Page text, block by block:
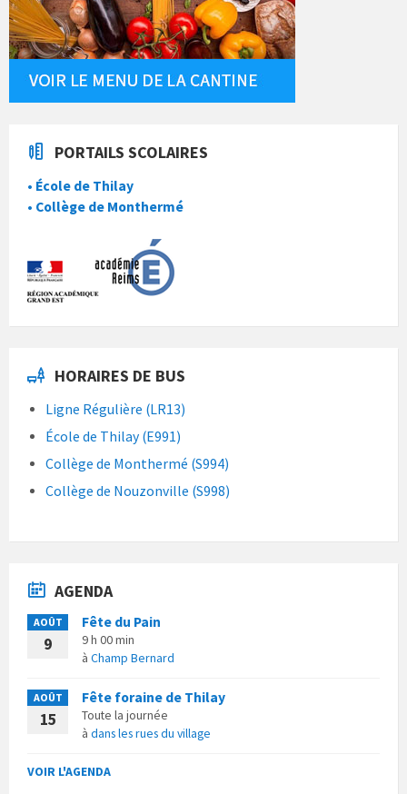
PORTAILS SCOLAIRES
• École de Thilay
• Collège de Monthermé
HORAIRES DE BUS
Ligne Régulière (LR13)
École de Thilay (E991)
Collège de Monthermé (S994)
Collège de Nouzonville (S998)
AGENDA
AOÛT
9
Fête du Pain
9 h 00 min
à Champ Bernard
AOÛT
15
Fête foraine de Thilay
Toute la journée
à dans les rues du village
VOIR L'AGENDA